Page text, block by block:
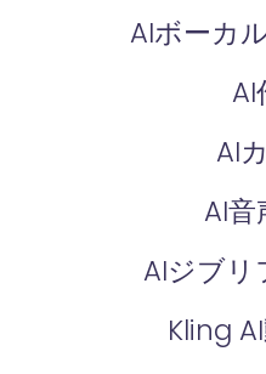
AIボーカ
AI
AI
AI音
AIジブリ
Kling